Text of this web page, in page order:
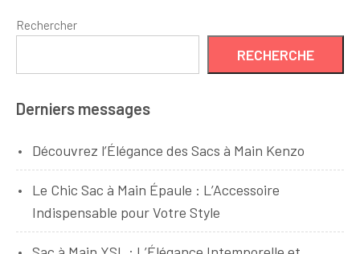
Rechercher
RECHERCHE
Derniers messages
Découvrez l’Élégance des Sacs à Main Kenzo
Le Chic Sac à Main Épaule : L’Accessoire
Indispensable pour Votre Style